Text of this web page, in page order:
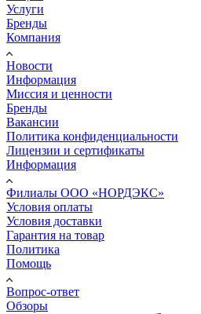
Услуги
Бренды
Компания
Новости
Информация
Миссия и ценности
Бренды
Вакансии
Политика конфиденциальности
Лицензии и сертификаты
Информация
Филиалы ООО «НОРДЭКС»
Условия оплаты
Условия доставки
Гарантия на товар
Политика
Помощь
Вопрос-ответ
Обзоры